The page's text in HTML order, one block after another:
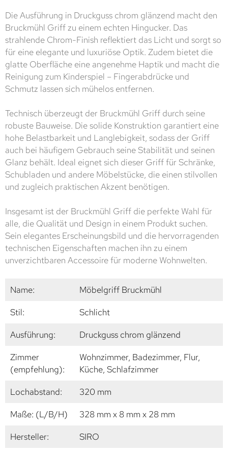
Die Ausführung in Druckguss chrom glänzend macht den
Bruckmühl Griff zu einem echten Hingucker. Das
strahlende Chrom-Finish reflektiert das Licht und sorgt so
für eine elegante und luxuriöse Optik. Zudem bietet die
glatte Oberfläche eine angenehme Haptik und macht die
Reinigung zum Kinderspiel – Fingerabdrücke und
Schmutz lassen sich mühelos entfernen.
Technisch überzeugt der Bruckmühl Griff durch seine
robuste Bauweise. Die solide Konstruktion garantiert eine
hohe Belastbarkeit und Langlebigkeit, sodass der Griff
auch bei häufigem Gebrauch seine Stabilität und seinen
Glanz behält. Ideal eignet sich dieser Griff für Schränke,
Schubladen und andere Möbelstücke, die einen stilvollen
und zugleich praktischen Akzent benötigen.
Insgesamt ist der Bruckmühl Griff die perfekte Wahl für
alle, die Qualität und Design in einem Produkt suchen.
Sein elegantes Erscheinungsbild und die hervorragenden
technischen Eigenschaften machen ihn zu einem
unverzichtbaren Accessoire für moderne Wohnwelten.
Name:
Möbelgriff Bruckmühl
Stil:
Schlicht
Ausführung:
Druckguss chrom glänzend
Zimmer
(empfehlung):
Wohnzimmer, Badezimmer, Flur,
Küche, Schlafzimmer
Lochabstand:
320 mm
Maße: (L/B/H)
328 mm x 8 mm x 28 mm
Hersteller:
SIRO